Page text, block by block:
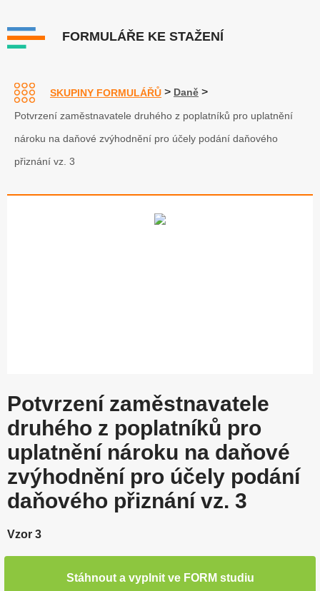
FORMULÁŘE KE STAŽENÍ
SKUPINY FORMULÁŘŮ > Daně >
Potvrzení zaměstnavatele druhého z poplatníků pro uplatnění
nároku na daňové zvýhodnění pro účely podání daňového
přiznání vz. 3
Potvrzení zaměstnavatele
druhého z poplatníků pro
uplatnění nároku na daňové
zvýhodnění pro účely podání
daňového přiznání vz. 3
Vzor 3
Stáhnout a vyplnit ve FORM studiu